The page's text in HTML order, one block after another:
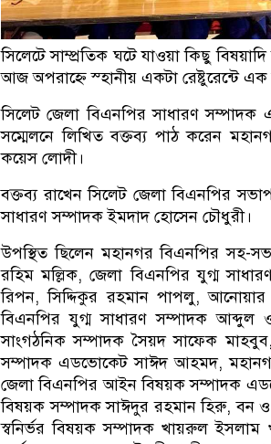
সিলেটে সাম্প্রতিক ঘটে যাওয়া কিছু
আজ অপরাহ্ণে স্হানীয় একটা রেষ্টুরেন্টে
সিলেট জেলা বিএনপির সাধারণ
সম্মেলনে লিখিত বক্তব্য পাঠ করেন
কয়েস লোদী।
বক্তব্য রাখেন সিলেট জেলা বিএনপির
সাধারণ সম্পাদক ইমদাদ হোসেন চৌধুরী।
উপস্থিত ছিলেন মহানগর বিএনপির
রহিম মল্লিক, জেলা বিএনপির যুগ্ম
রিপন, সিদ্দিকুর রহমান পাপলু,
বিএনপির যুগ্ম সাধারণ সম্পাদক আব্দুল
সাংগঠনিক সম্পাদক সৈয়দ সাফেক
সম্পাদক এডভোকেট সাঈদ আহমদ,
জেলা বিএনপির আইন বিষয়ক সম্পাদক
বিষয়ক সম্পাদক সাঈদুর রহমান হিরু, বন
স্বনির্ভর বিষয়ক সম্পাদক খায়রুল